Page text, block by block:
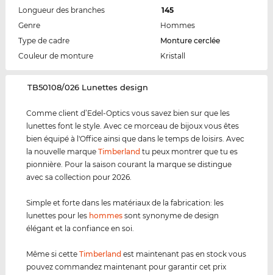
Longueur des branches
145
Genre
Hommes
Type de cadre
Monture cerclée
Couleur de monture
Kristall
‌TB50108/026 Lunettes design
Comme client d’Edel-Optics vous savez bien sur que les
lunettes font le style. Avec ce morceau de bijoux vous êtes
bien équipé à l'Office ainsi que dans le temps de loisirs. Avec
la nouvelle marqueTimberland tu peux montrer que tu es
pionnière. Pour la saison courant la marque se distingue
avec sa collection pour 2026.
Simple et forte dans les matériaux de la fabrication: les
lunettes pour les hommes sont synonyme de design
élégant et la confiance en soi.
Même si cetteTimberland est maintenant pas en stock vous
pouvez commandez maintenant pour garantir cet prix